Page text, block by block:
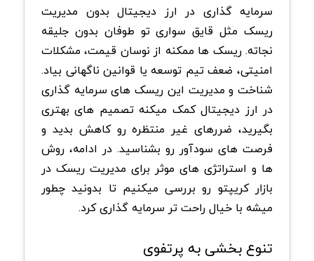
سرمایه گذاری در ارز دیجیتال بدون مدیریت
ریسک مثل قایق سواری تو طوفان بدون جلیقه
نجاته. ریسک ها ممکنه از نوسان قیمت، مشکلات
امنیتی، ضعف تیم توسعه یا قوانین ناگهانی بیاد.
شناخت و مدیریت این ریسک های سرمایه گذاری
در ارز دیجیتال کمک میکنه تصمیم های بهتری
بگیرید، ضررهای غیر منتظره رو کاهش بدید و
فرصت های سودآور رو بشناسید. در ادامه، روش
ها و استراتژی های موثر برای مدیریت ریسک در
بازار کریپتو رو بررسی میکنیم تا بدونید چطور
میشه با خیال راحت تر سرمایه گذاری کرد.
تنوع بخشی به پرتفوی